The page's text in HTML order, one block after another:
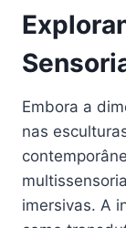
Embora a
nas
imersivas. A